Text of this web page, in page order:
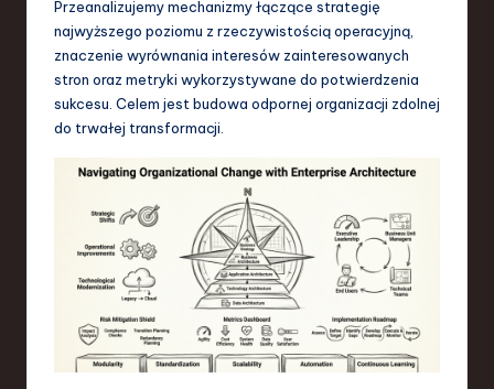
o
w
Przeanalizujemy mechanizmy łączące strategię
najwyższego poziomu z rzeczywistością operacyjną,
znaczenie wyrównania interesów zainteresowanych
stron oraz metryki wykorzystywane do potwierdzenia
sukcesu. Celem jest budowa odpornej organizacji zdolnej
do trwałej transformacji.